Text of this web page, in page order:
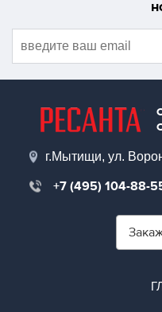
г.Мытищи, ул.
+7 (495) 104-88-